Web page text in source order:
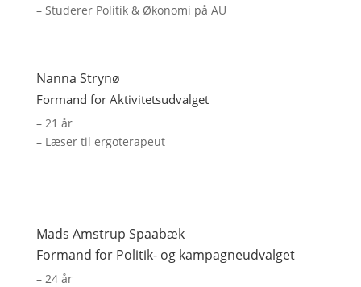
– Studerer Politik & Økonomi på AU
Nanna Strynø
Formand for Aktivitetsudvalget
– 21 år
– Læser til ergoterapeut
Mads Amstrup Spaabæk
Formand for Politik- og kampagneudvalget
– 24 år